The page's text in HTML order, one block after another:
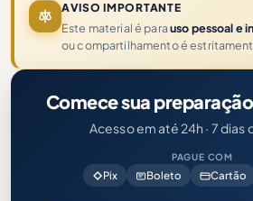
AVISO IMPORTANTE
Este material é parauso pessoal e
ou compartilhamento é
Comece sua preparação
Acesso em até 24h · 7 dias
PAGUE COM
Pix Boleto Cartão